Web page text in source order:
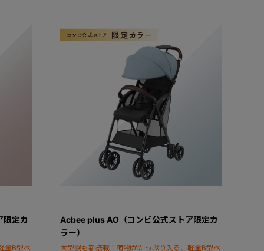
定カ
量B型ベ
Acbee plus AO（コンビ公式ストア限定カ
ラー）
大型幌も新搭載！荷物がたっぷり入る、軽量B型ベ